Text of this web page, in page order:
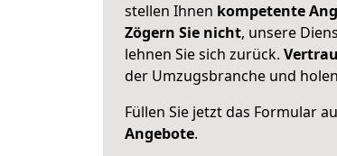
stellen Ihnen kompetente
Zögern Sie nicht, unsere
lehnen Sie sich zurück.
der Umzugsbranche und
Füllen Sie jetzt das Formular
Angebote.